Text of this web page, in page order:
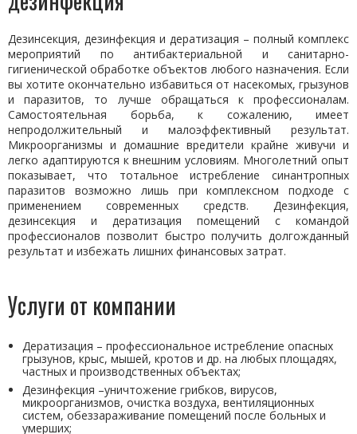
Дезинсекция, дезинфекция и дератизация – полный комплекс
мероприятий по антибактериальной и санитарно-
гигиенической обработке объектов любого назначения. Если
вы хотите окончательно избавиться от насекомых, грызунов
и паразитов, то лучше обращаться к профессионалам.
Самостоятельная борьба, к сожалению, имеет
непродолжительный и малоэффективный результат.
Микроорганизмы и домашние вредители крайне живучи и
легко адаптируются к внешним условиям. Многолетний опыт
показывает, что тотальное истребление синантропных
паразитов возможно лишь при комплексном подходе с
применением современных средств. Дезинфекция,
дезинсекция и дератизация помещений с командой
профессионалов позволит быстро получить долгожданный
результат и избежать лишних финансовых затрат.
Услуги от компании
Дератизация – профессиональное истребление опасных
грызунов, крыс, мышей, кротов и др. на любых площадях,
частных и производственных объектах;
Дезинфекция –уничтожение грибков, вирусов,
микроорганизмов, очистка воздуха, вентиляционных
систем, обеззараживание помещений после больных и
умерших;